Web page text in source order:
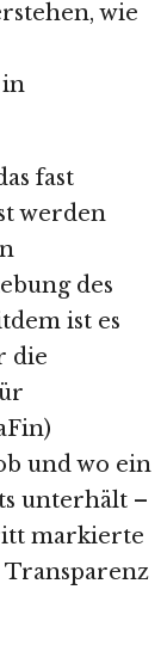
wie
in
fast
werden
des
ist es
die
und wo ein
unterhält –
markierte